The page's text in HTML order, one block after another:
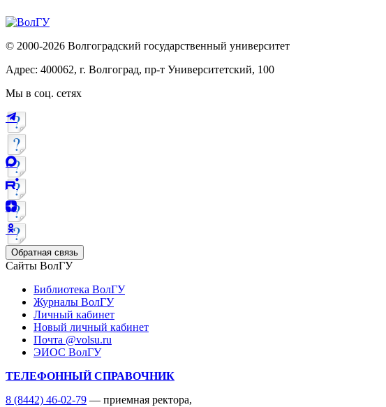
© 2000-2026 Волгоградский государственный университет
Адрес: 400062, г. Волгоград, пр-т Университетский, 100
Мы в соц. сетях
Обратная связь
Сайты ВолГУ
Библиотека ВолГУ
Журналы ВолГУ
Личный кабинет
Новый личный кабинет
Почта @volsu.ru
ЭИОС ВолГУ
ТЕЛЕФОННЫЙ СПРАВОЧНИК
8 (8442) 46-02-79 — приемная ректора,